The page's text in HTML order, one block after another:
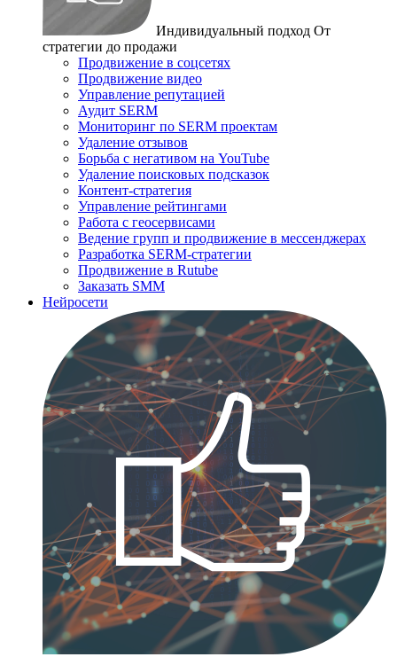
Индивидуальный подход От
стратегии до продажи
Продвижение в соцсетях
Продвижение видео
Управление репутацией
Аудит SERM
Мониторинг по SERM проектам
Удаление отзывов
Борьба с негативом на YouTube
Удаление поисковых подсказок
Контент-стратегия
Управление рейтингами
Работа с геосервисами
Ведение групп и продвижение в мессенджерах
Разработка SERM-стратегии
Продвижение в Rutube
Заказать SMM
Нейросети